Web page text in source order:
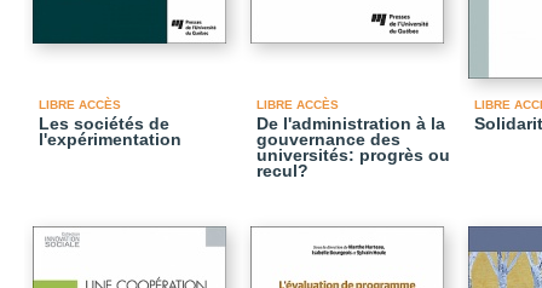
LIBRE ACCÈS
Les sociétés de
l'expérimentation
LIBRE ACCÈS
De l'administration à la
gouvernance des
universités: progrès ou
recul?
LIBRE